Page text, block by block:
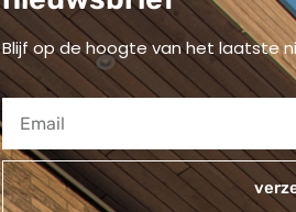
Blijf op de hoogte van het laatste